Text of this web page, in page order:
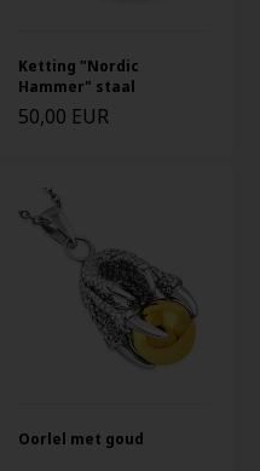
Ketting "Nordic
Hammer" staal
50,00 EUR
Oorlel met goud